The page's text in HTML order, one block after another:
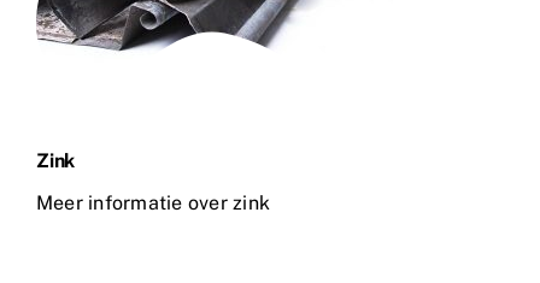
Zink
Meer informatie over zink